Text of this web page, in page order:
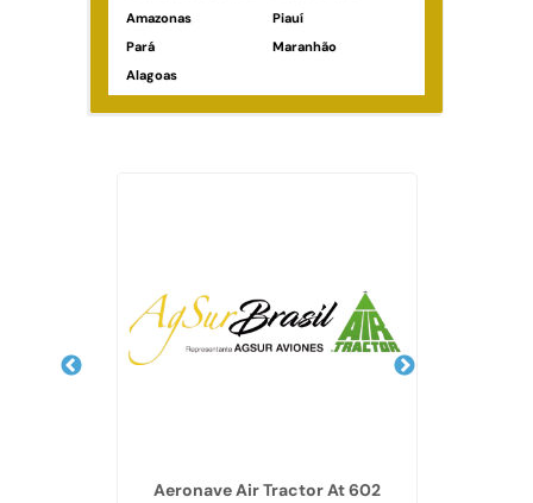
Amazonas
Piauí
Pará
Maranhão
Alagoas
Aeronave Air Tractor At 602